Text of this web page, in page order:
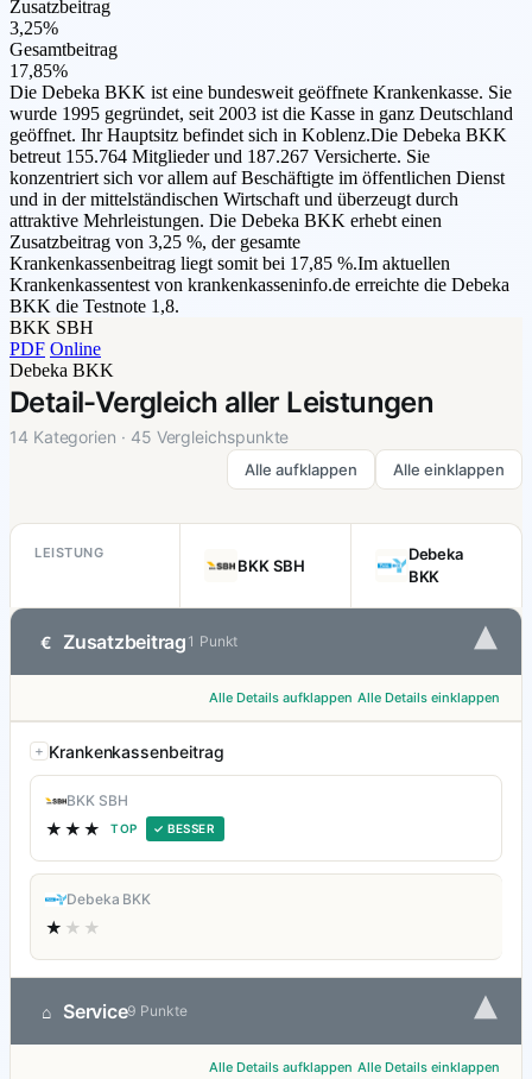
Zusatzbeitrag
3,25%
Gesamtbeitrag
17,85%
Die Debeka BKK ist eine bundesweit geöffnete Krankenkasse. Sie
wurde 1995 gegründet, seit 2003 ist die Kasse in ganz Deutschland
geöffnet. Ihr Hauptsitz befindet sich in Koblenz.Die Debeka BKK
betreut 155.764 Mitglieder und 187.267 Versicherte. Sie
konzentriert sich vor allem auf Beschäftigte im öffentlichen Dienst
und in der mittelständischen Wirtschaft und überzeugt durch
attraktive Mehrleistungen. Die Debeka BKK erhebt einen
Zusatzbeitrag von 3,25 %, der gesamte
Krankenkassenbeitrag liegt somit bei 17,85 %.Im aktuellen
Krankenkassentest von krankenkasseninfo.de erreichte die Debeka
BKK die Testnote 1,8.
BKK SBH
PDF Online
Debeka BKK
Detail-Vergleich aller Leistungen
14 Kategorien · 45 Vergleichspunkte
Alle aufklappen Alle einklappen
LEISTUNG
BKK SBH
Debeka
BKK
€ Zusatzbeitrag 1 Punkt ▾
Alle Details aufklappen Alle Details einklappen
Krankenkassenbeitrag
BKK SBH
★★★ TOP ✓ BESSER
Debeka BKK
★ ★★
⌂ Service9 Punkte ▾
Alle Details aufklappen Alle Details einklappen